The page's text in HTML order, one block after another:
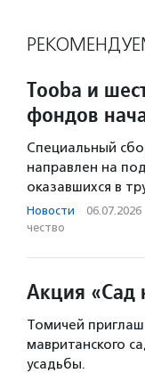
Tooba и
фондов
Специальный
направлен на
оказавшихся в
Новости · 06.07.2026
чест­во
Акция «Сад
Томичей
мавританского
усадьбы.